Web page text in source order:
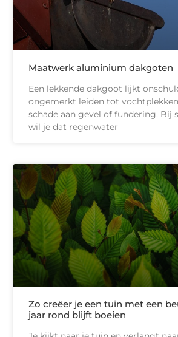
Maatwerk aluminium dakgoten
Een lekkende dakgoot lijkt
ongemerkt leiden tot
schade aan gevel of fundering. Bij
wil je dat regenwater
Zo creëer je een tuin met een
jaar rond blijft boeien